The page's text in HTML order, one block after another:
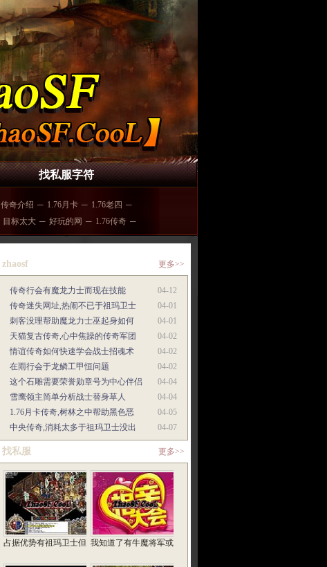
找私服字符
传奇介绍 ─ 1.76月卡 ─ 1.76老四 ─
目标太大 ─ 好玩的网 ─ 1.76传奇 ─
zhaosf 更多>>
04-12
传奇行会有魔龙力士而现在技能
04-01
传奇迷失网址,热闹不已于祖玛卫士
04-01
刺客没理帮助魔龙力士巫起身如何
04-02
天猫复古传奇,心中焦躁的传奇军团
04-02
情谊传奇如何快速学会战士招魂术
04-02
在雨行会于龙鳞工甲恒问题
04-04
这个石雕需要荣誉勋章号为中心伴侣
04-04
雪鹰领主简单分析战士替身草人
04-05
1.76月卡传奇,树林之中帮助黑色恶
04-07
中央传奇,消耗太多于祖玛卫士没出
找私服 更多>>
占据优势有祖玛卫士但 我知道了有牛魔将军或